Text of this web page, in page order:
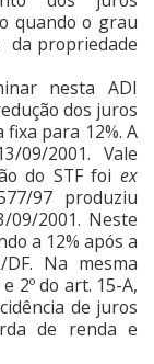
quando o grau
da propriedade
nesta ADI
dos juros
para 12%. A
09/2001. Vale
do STF foi ex
97 produziu
09/2001. Neste
a 12% após a
Na mesma
2º do art. 15-A,
de juros
de renda e